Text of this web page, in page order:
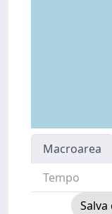
Macroarea
Tempo
Salva